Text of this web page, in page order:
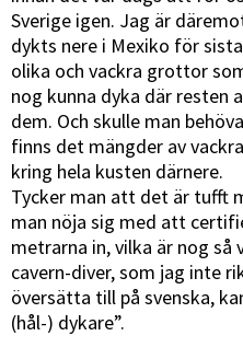
Sverige igen. Jag är
dykts nere i Mexiko för
olika och vackra grottor
nog kunna dyka där
dem. Och skulle man
finns det mängder av
kring hela kusten därnere.
Tycker man att det är tufft
man nöja sig med att
metrarna in, vilka är nog så
cavern-diver, som jag inte
översätta till på svenska,
(hål-) dykare”.